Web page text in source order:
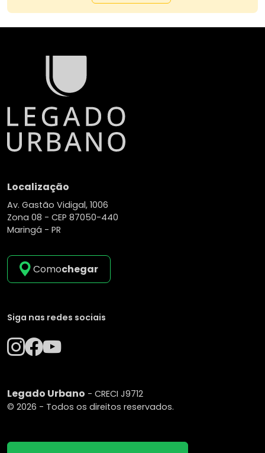
Localização
Av. Gastão Vidigal, 1006
Zona 08 - CEP 87050-440
Maringá - PR
Comochegar
Siga nas redes sociais
Legado Urbano - CRECI J9712
© 2026 - Todos os direitos reservados.